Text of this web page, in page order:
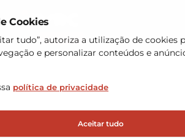
Cookies
tudo”, autoriza a utilização de cookies
e personalizar conteúdos e
política de privacidade
Aceitar tudo
Contactos